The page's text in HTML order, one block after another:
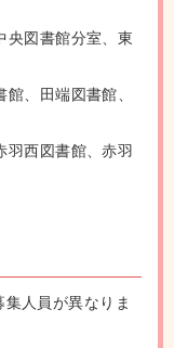
央図書館分室、東
、田端図書館、
羽西図書館、赤羽
人員が異なりま